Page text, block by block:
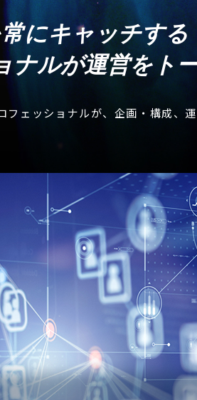
にキャッチする
ナルが運営をト
ェッショナルが、企画・構成、